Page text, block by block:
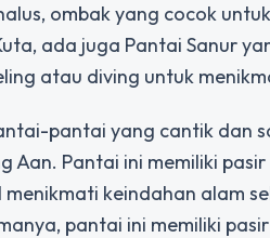
ombak yang cocok
ada juga Pantai Sanur
atau diving untuk
pantai yang cantik dan
Aan. Pantai ini memiliki
keindahan alam
pantai ini memiliki